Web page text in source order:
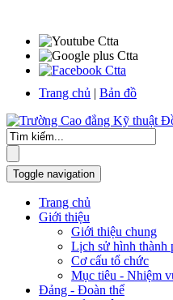
Trang chủ | Bản đồ
Toggle navigation
Trang chủ
Giới thiệu
Giới thiệu chung
Lịch sử hình thành
Cơ cấu tổ chức
Mục tiêu - Nhiệm
Đảng - Đoàn thể